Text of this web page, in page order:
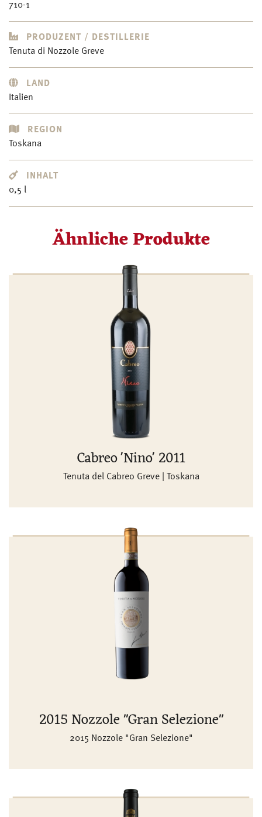
710-1
PRODUZENT / DESTILLERIE
Tenuta di Nozzole Greve
LAND
Italien
REGION
Toskana
INHALT
0,5 l
Ähnliche Produkte
Cabreo 'Nino' 2011
Tenuta del Cabreo Greve | Toskana
2015 Nozzole "Gran Selezione"
2015 Nozzole "Gran Selezione"